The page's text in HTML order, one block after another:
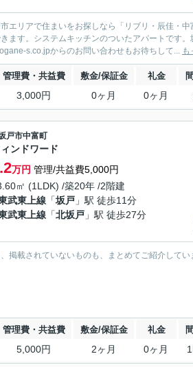
エリアで住まいをお探しなら「リブリ・辰佳・
ます。システムキッチンのついたアパートです
s.co.jpからのお問い合わせもお待ちして... も
管理費・共益費 敷金/保証金 礼金
3,000円 0ヶ月 0ヶ月
戸市中富町
ンドワード
万円 管理/共益費5,000円
㎡ (1LDK) /築20年 /2階建
武東上線 「坂戸 」駅 徒歩11分
武東上線 「北坂戸 」駅 徒歩27分
掲載されていないものも、まとめてご紹介してい
管理費・共益費 敷金/保証金 礼金
5,000円 2ヶ月 0ヶ月